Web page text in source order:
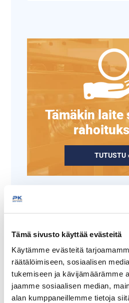
Tämä sivusto käyttää evästeitä
Käytämme evästeitä
räätälöimiseen, sosiaalisen
tukemiseen ja kävijämäärämme
jaamme sosiaalisen median,
alan kumppaneillemme tietoja
Tämäkin laite
TUTUSTU ›
Air Fryer Lincat AirO